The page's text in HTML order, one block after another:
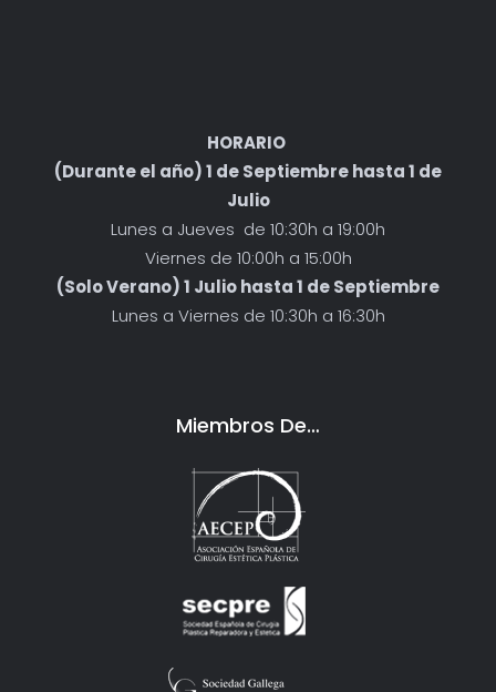
HORARIO
(Durante el año) 1 de Septiembre hasta 1 de
Julio
Lunes a Jueves de 10:30h a 19:00h
Viernes de 10:00h a 15:00h
(Solo Verano) 1 Julio hasta 1 de Septiembre
Lunes a Viernes de 10:30h a 16:30h
Miembros De…